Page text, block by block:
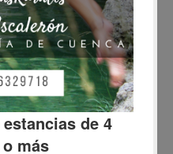
ven en los
de lo
2025
acelerado, donde los
las horas sino